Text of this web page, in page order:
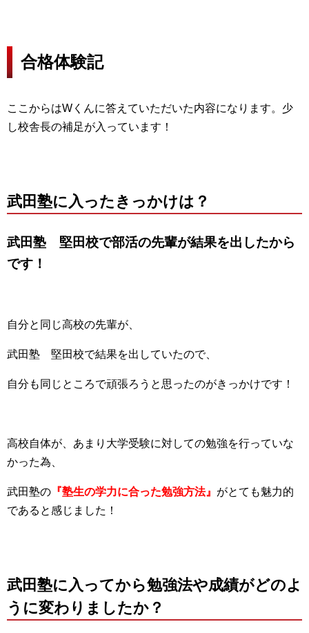
合格体験記
ここからはWくんに答えていただいた内容になります。少
し校舎長の補足が入っています！
武田塾に入ったきっかけは？
武田塾 堅田校で部活の先輩が結果を出したから
です！
自分と同じ高校の先輩が、
武田塾 堅田校で結果を出していたので、
自分も同じところで頑張ろうと思ったのがきっかけです！
高校自体が、あまり大学受験に対しての勉強を行っていな
かった為、
武田塾の 『塾生の学力に合った勉強方法』 がとても魅力的
であると感じました！
武田塾に入ってから勉強法や成績がどのよ
うに変わりましたか？